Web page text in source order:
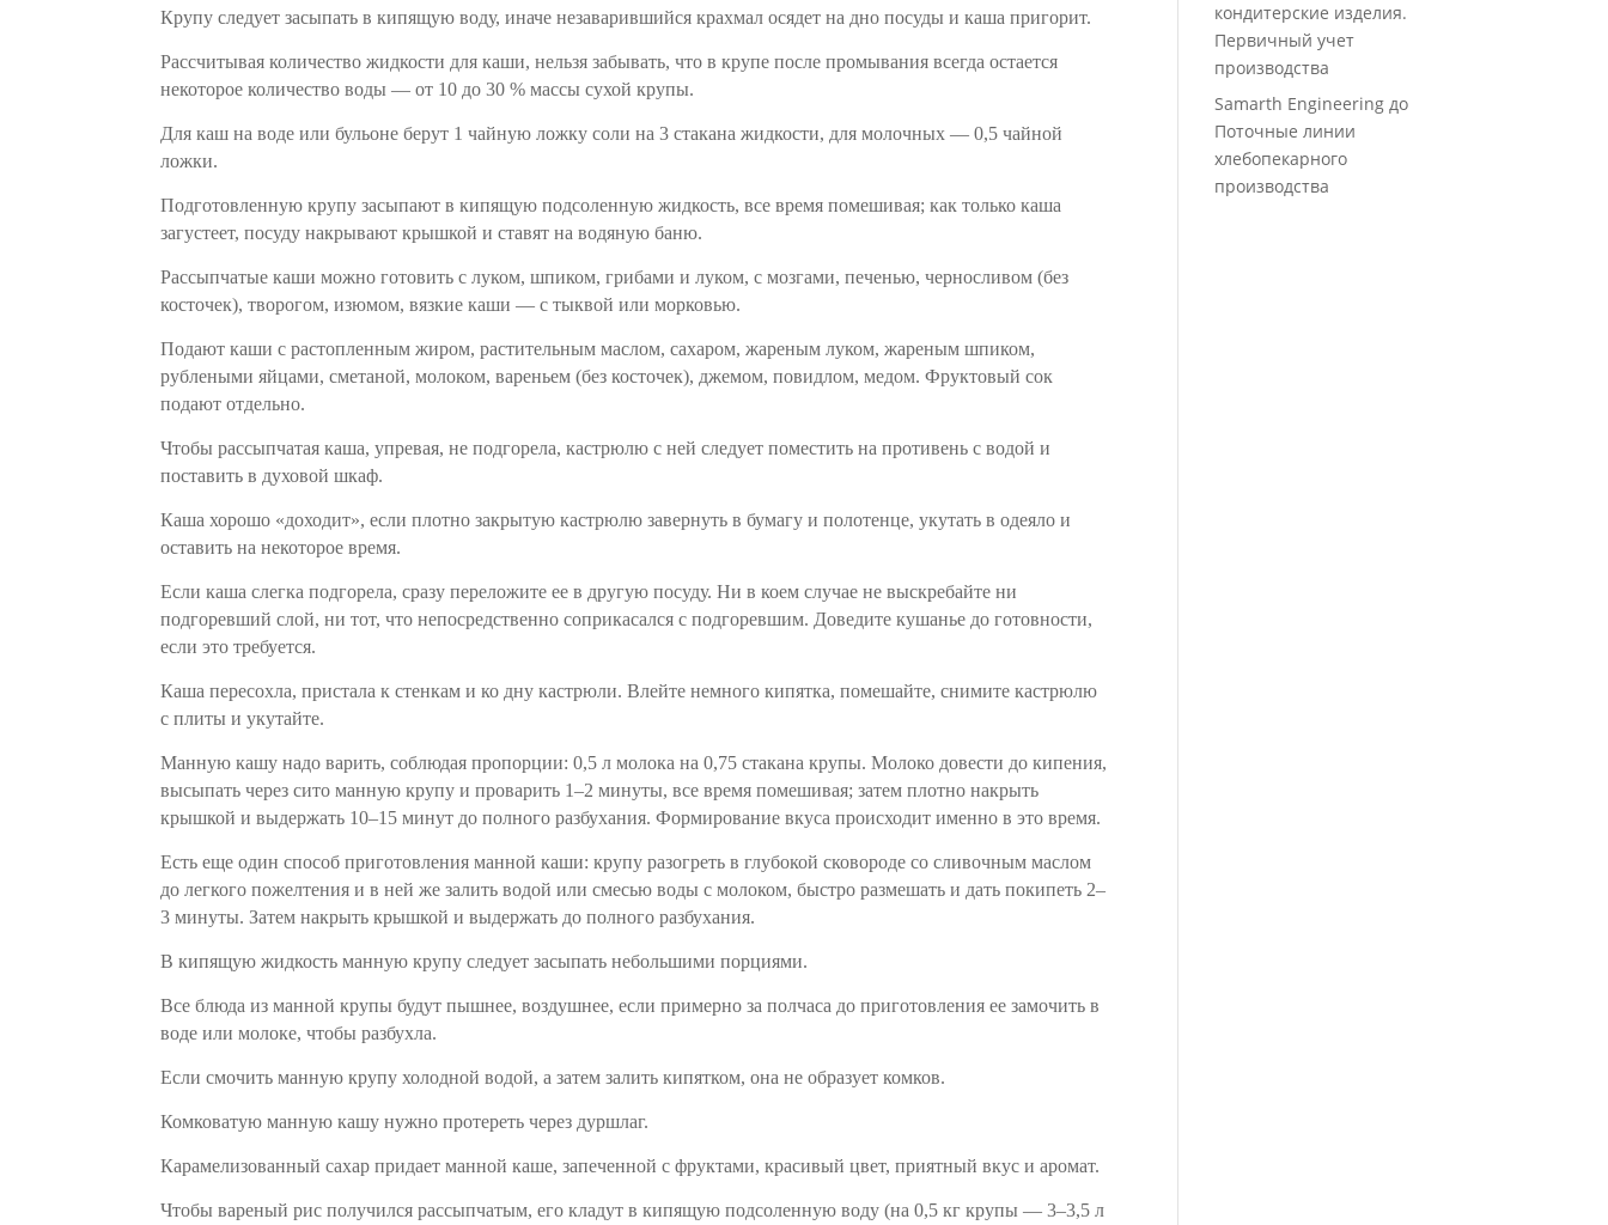
Крупу следует засыпать в кипящую воду, иначе незаварившийся крахмал осядет на дно посуды и каша пригорит.
Рассчитывая количество жидкости для каши, нельзя забывать, что в крупе после промывания всегда остается
некоторое количество воды — от 10 до 30 % массы сухой крупы.
Для каш на воде или бульоне берут 1 чайную ложку соли на 3 стакана жидкости, для молочных — 0,5 чайной
ложки.
Подготовленную крупу засыпают в кипящую подсоленную жидкость, все время помешивая; как только каша
загустеет, посуду накрывают крышкой и ставят на водяную баню.
Рассыпчатые каши можно готовить с луком, шпиком, грибами и луком, с мозгами, печенью, черносливом (без
косточек), творогом, изюмом, вязкие каши — с тыквой или морковью.
Подают каши с растопленным жиром, растительным маслом, сахаром, жареным луком, жареным шпиком,
рублеными яйцами, сметаной, молоком, вареньем (без косточек), джемом, повидлом, медом. Фруктовый сок
подают отдельно.
Чтобы рассыпчатая каша, упревая, не подгорела, кастрюлю с ней следует поместить на противень с водой и
поставить в духовой шкаф.
Каша хорошо «доходит», если плотно закрытую кастрюлю завернуть в бумагу и полотенце, укутать в одеяло и
оставить на некоторое время.
Если каша слегка подгорела, сразу переложите ее в другую посуду. Ни в коем случае не выскребайте ни
подгоревший слой, ни тот, что непосредственно соприкасался с подгоревшим. Доведите кушанье до готовности,
если это требуется.
Каша пересохла, пристала к стенкам и ко дну кастрюли. Влейте немного кипятка, помешайте, снимите кастрюлю
с плиты и укутайте.
Манную кашу надо варить, соблюдая пропорции: 0,5 л молока на 0,75 стакана крупы. Молоко довести до кипения,
высыпать через сито манную крупу и проварить 1–2 минуты, все время помешивая; затем плотно накрыть
крышкой и выдержать 10–15 минут до полного разбухания. Формирование вкуса происходит именно в это время.
Есть еще один способ приготовления манной каши: крупу разогреть в глубокой сковороде со сливочным маслом
до легкого пожелтения и в ней же залить водой или смесью воды с молоком, быстро размешать и дать покипеть 2–
3 минуты. Затем накрыть крышкой и выдержать до полного разбухания.
В кипящую жидкость манную крупу следует засыпать небольшими порциями.
Все блюда из манной крупы будут пышнее, воздушнее, если примерно за полчаса до приготовления ее замочить в
воде или молоке, чтобы разбухла.
Если смочить манную крупу холодной водой, а затем залить кипятком, она не образует комков.
Комковатую манную кашу нужно протереть через дуршлаг.
Карамелизованный сахар придает манной каше, запеченной с фруктами, красивый цвет, приятный вкус и аромат.
Чтобы вареный рис получился рассыпчатым, его кладут в кипящую подсоленную воду (на 0,5 кг крупы — 3–3,5 л
кондитерские изделия.
Первичный учет
производства
Samarth Engineering до
Поточные линии
хлебопекарного
производства